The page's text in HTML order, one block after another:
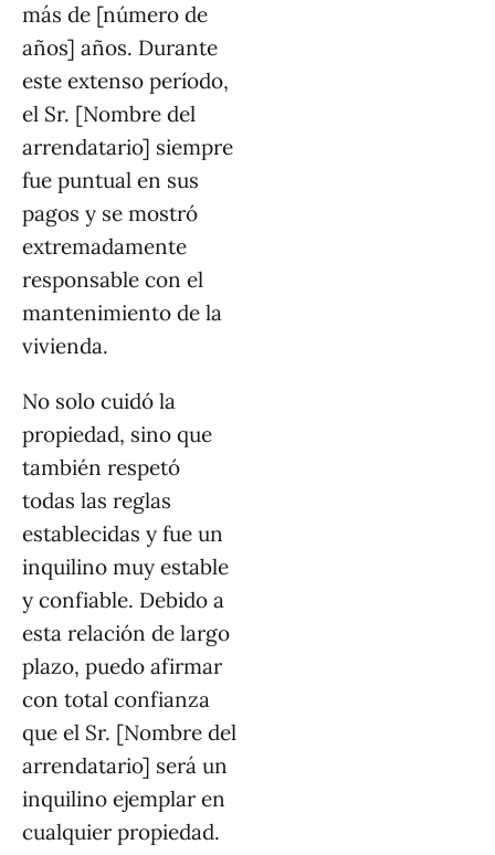
más de [número de
años] años. Durante
este extenso período,
el Sr. [Nombre del
arrendatario] siempre
fue puntual en sus
pagos y se mostró
extremadamente
responsable con el
mantenimiento de la
vivienda.
No solo cuidó la
propiedad, sino que
también respetó
todas las reglas
establecidas y fue un
inquilino muy estable
y confiable. Debido a
esta relación de largo
plazo, puedo afirmar
con total confianza
que el Sr. [Nombre del
arrendatario] será un
inquilino ejemplar en
cualquier propiedad.